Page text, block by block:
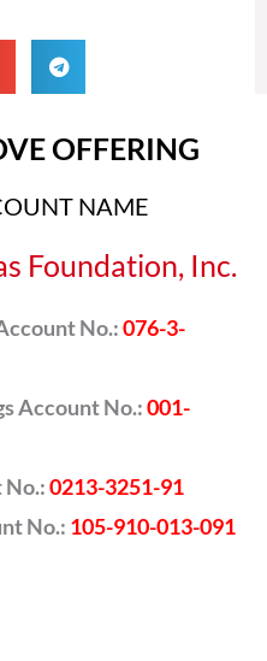
OFFERING
NAME
Foundation, Inc.
No.:076-3-
Account No.:001-
No.:0213-3251-91
No.: 105-910-013-091